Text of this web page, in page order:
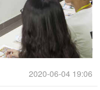
2020-06-04 19:06